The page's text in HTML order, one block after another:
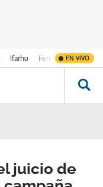
Ifarhu Fenómeno de El
EN VIVO
juicio de